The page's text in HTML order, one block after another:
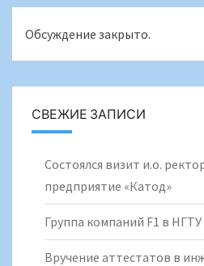
Обсуждение закрыто.
СВЕЖИЕ ЗАПИСИ
Состоялся визит и.о.
предприятие «Катод»
Группа компаний F1 в НГТУ
Вручение аттестатов в